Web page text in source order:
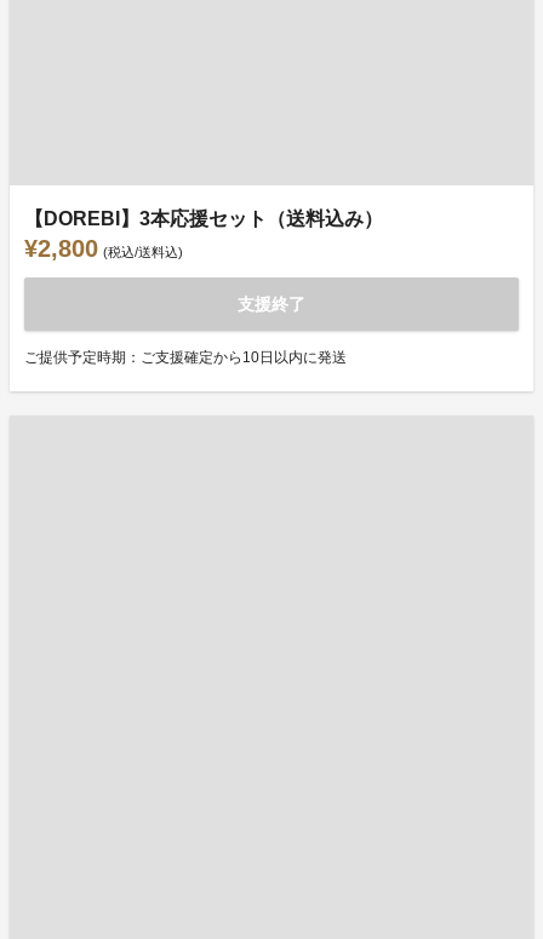
【DOREBI】3本応援セット（送料込み）
¥2,800 (税込/送料込)
支援終了
ご提供予定時期：ご支援確定から10日以内に発送